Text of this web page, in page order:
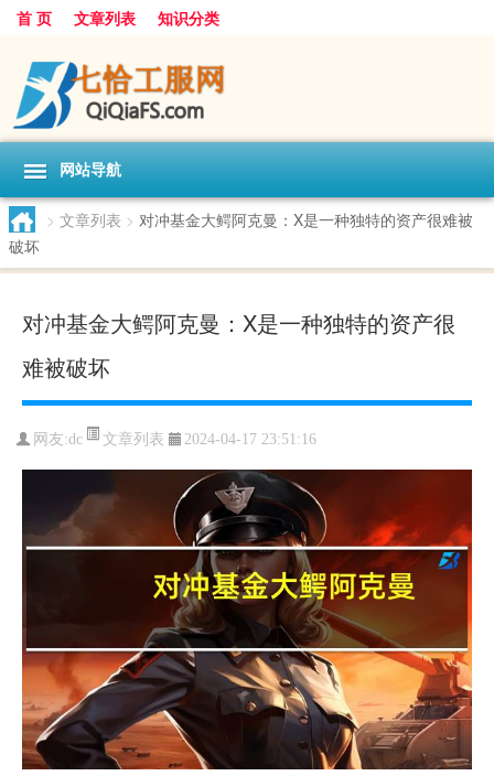
首 页 文章列表 知识分类
网站导航
> 文章列表 > 对冲基金大鳄阿克曼：X是一种独特的资产很难被
破坏
对冲基金大鳄阿克曼：X是一种独特的资产很
难被破坏
网友:dc 文章列表 2024-04-17 23:51:16